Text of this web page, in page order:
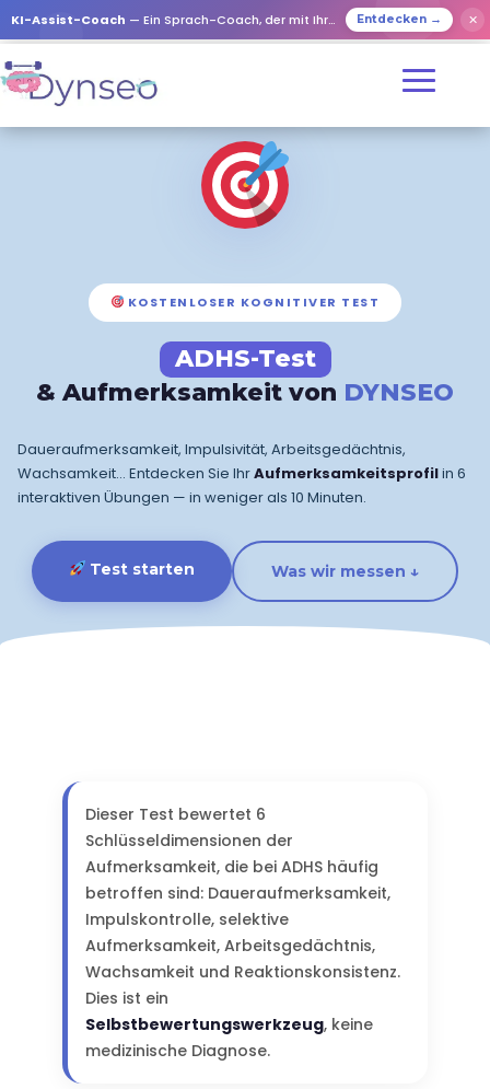
KI-Assist-Coach — Ein Sprach-Coach, der mit Ihren Lieben spielt Entdecken → ✕
KOSTENLOSER KOGNITIVER TEST
ADHS-Test
& Aufmerksamkeit von DYNSEO
Daueraufmerksamkeit, Impulsivität, Arbeitsgedächtnis,
Wachsamkeit… Entdecken Sie IhrAufmerksamkeitsprofilin 6
interaktiven Übungen — in weniger als 10 Minuten.
Test starten Was wir messen ↓
Dieser Test bewertet 6
Schlüsseldimensionen der
Aufmerksamkeit, die bei ADHS häufig
betroffen sind: Daueraufmerksamkeit,
Impulskontrolle, selektive
Aufmerksamkeit, Arbeitsgedächtnis,
Wachsamkeit und Reaktionskonsistenz.
Dies ist ein
Selbstbewertungswerkzeug, keine
medizinische Diagnose.